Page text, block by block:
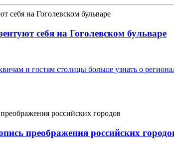
себя на Гоголевском бульваре
и гостям столицы больше узнать о
преображения российских